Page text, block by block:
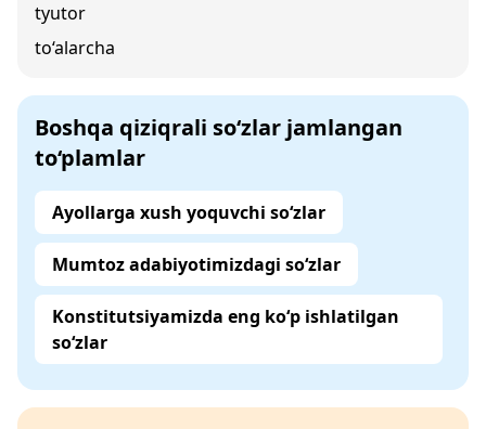
tyutor
to‘alarcha
Boshqa qiziqrali so‘zlar jamlangan
to‘plamlar
Ayollarga xush yoquvchi so‘zlar
Mumtoz adabiyotimizdagi so‘zlar
Konstitutsiyamizda eng ko‘p ishlatilgan
so‘zlar